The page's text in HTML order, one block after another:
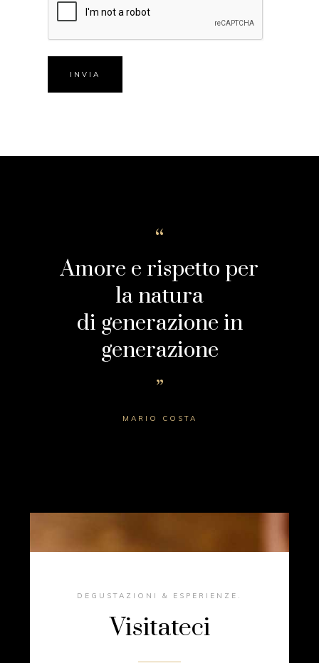
Amore e rispetto per
la natura
di generazione in
generazione
MARIO COSTA
DEGUSTAZIONI & ESPERIENZE.
Visitateci